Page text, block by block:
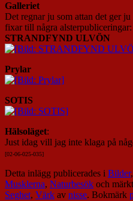
Galleriet
Det regnar ju som attan det ger
fixar till några alsterpubliceringar:
STRANDFYND ULVÖN
Prylar
SOTIS
Hälsoläget:
Just idag vill jag inte klaga på
[02-06-025-035]
Detta inlägg publicerades i Bilder,
Musklerna, Naturbesök och
Seghet, Värk av nisse. Bokmärk